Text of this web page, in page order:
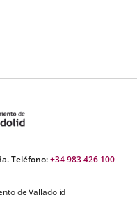
Teléfono:+34 983 426 100
de Valladolid